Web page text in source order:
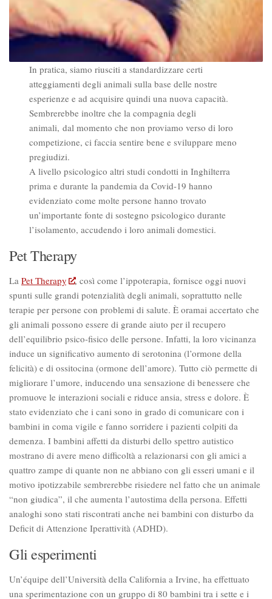
In pratica, siamo riusciti a standardizzare certi
atteggiamenti degli animali sulla base delle nostre
esperienze e ad acquisire quindi una nuova capacità.
Sembrerebbe inoltre che la compagnia degli
animali, dal momento che non proviamo verso di loro
competizione, ci faccia sentire bene e sviluppare meno
pregiudizi.
A livello psicologico altri studi condotti in Inghilterra
prima e durante la pandemia da Covid-19 hanno
evidenziato come molte persone hanno trovato
un’importante fonte di sostegno psicologico durante
l’isolamento, accudendo i loro animali domestici.
Pet Therapy
La Pet Therapy
, così come l’ippoterapia, fornisce oggi nuovi
spunti sulle grandi potenzialità degli animali, soprattutto nelle
terapie per persone con problemi di salute. È oramai accertato che
gli animali possono essere di grande aiuto per il recupero
dell’equilibrio psico-fisico delle persone. Infatti, la loro vicinanza
induce un significativo aumento di serotonina (l’ormone della
felicità) e di ossitocina (ormone dell’amore). Tutto ciò permette di
migliorare l’umore, inducendo una sensazione di benessere che
promuove le interazioni sociali e riduce ansia, stress e dolore. È
stato evidenziato che i cani sono in grado di comunicare con i
bambini in coma vigile e fanno sorridere i pazienti colpiti da
demenza. I bambini affetti da disturbi dello spettro autistico
mostrano di avere meno difficoltà a relazionarsi con gli amici a
quattro zampe di quante non ne abbiano con gli esseri umani e il
motivo ipotizzabile sembrerebbe risiedere nel fatto che un animale
“non giudica”, il che aumenta l’autostima della persona. Effetti
analoghi sono stati riscontrati anche nei bambini con disturbo da
Deficit di Attenzione Iperattività (ADHD).
Gli esperimenti
Un’équipe dell’Università della California a Irvine, ha effettuato
una sperimentazione con un gruppo di 80 bambini tra i sette e i